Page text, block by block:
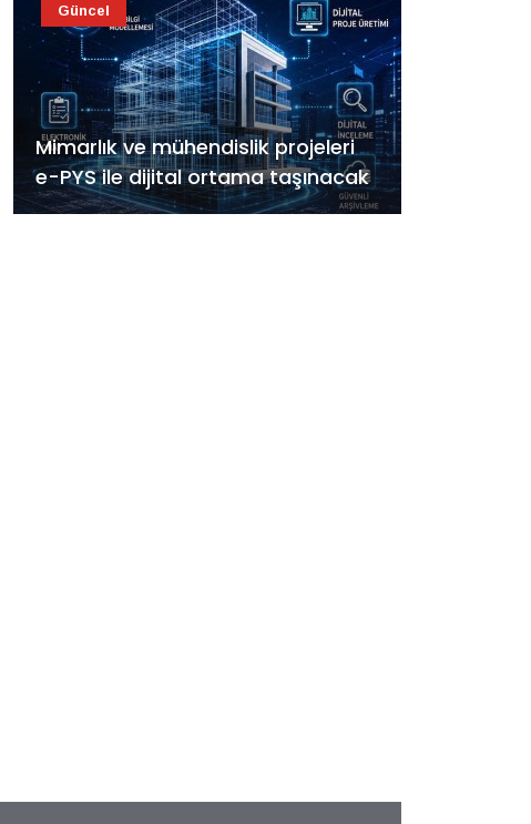
Mimarlık ve mühendislik projeleri
e-PYS ile dijital ortama taşınacak
Güncel